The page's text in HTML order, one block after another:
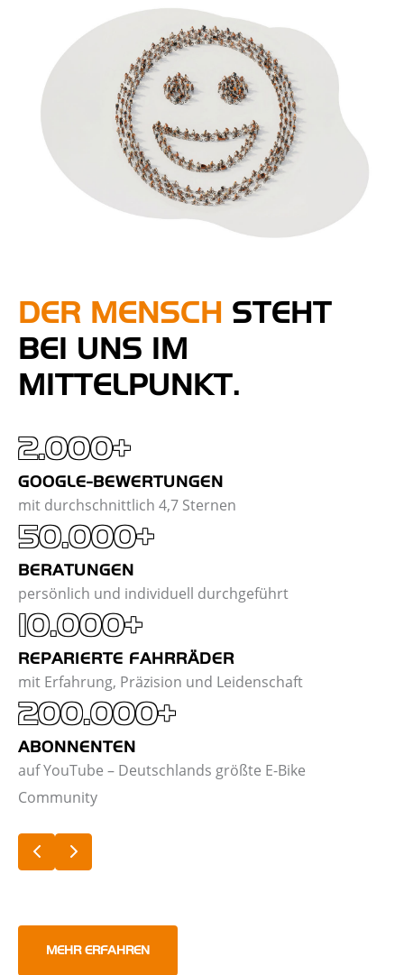
DER MENSCH STEHT
BEI UNS IM
MITTELPUNKT.
2.000+
GOOGLE-BEWERTUNGEN
mit durchschnittlich 4,7 Sternen
50.000+
BERATUNGEN
persönlich und individuell durchgeführt
10.000+
REPARIERTE FAHRRÄDER
mit Erfahrung, Präzision und Leidenschaft
200.000+
ABONNENTEN
auf YouTube – Deutschlands größte E-Bike
Community
MEHR ERFAHREN